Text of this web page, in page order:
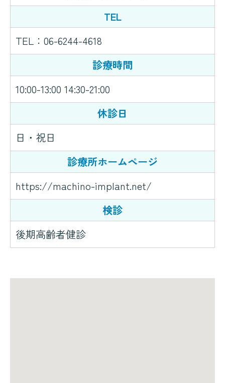
TEL
TEL： 06-6244-4618
診療時間
10:00-13:00 14:30-21:00
休診日
日・祝日
診療所ホームページ
https://machino-implant.net/
検診
後期高齢者健診